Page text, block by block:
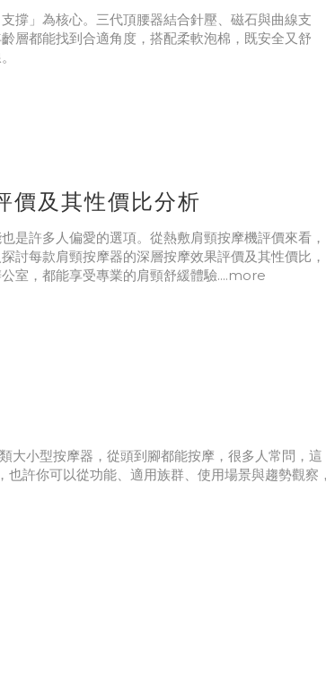
撐」為核心。三代頂腰器結合針壓、磁石與曲線支
層都能找到合適角度，搭配柔軟泡棉，既安全又舒
及其性價比分析
是許多人偏愛的選項。從熱敷肩頸按摩機評價來看，
討每款肩頸按摩器的深層按摩效果評價及其性價比，
室，都能享受專業的肩頸舒緩體驗....more
大小型按摩器，從頭到腳都能按摩，很多人常問，這
許你可以從功能、適用族群、使用場景與趨勢觀察